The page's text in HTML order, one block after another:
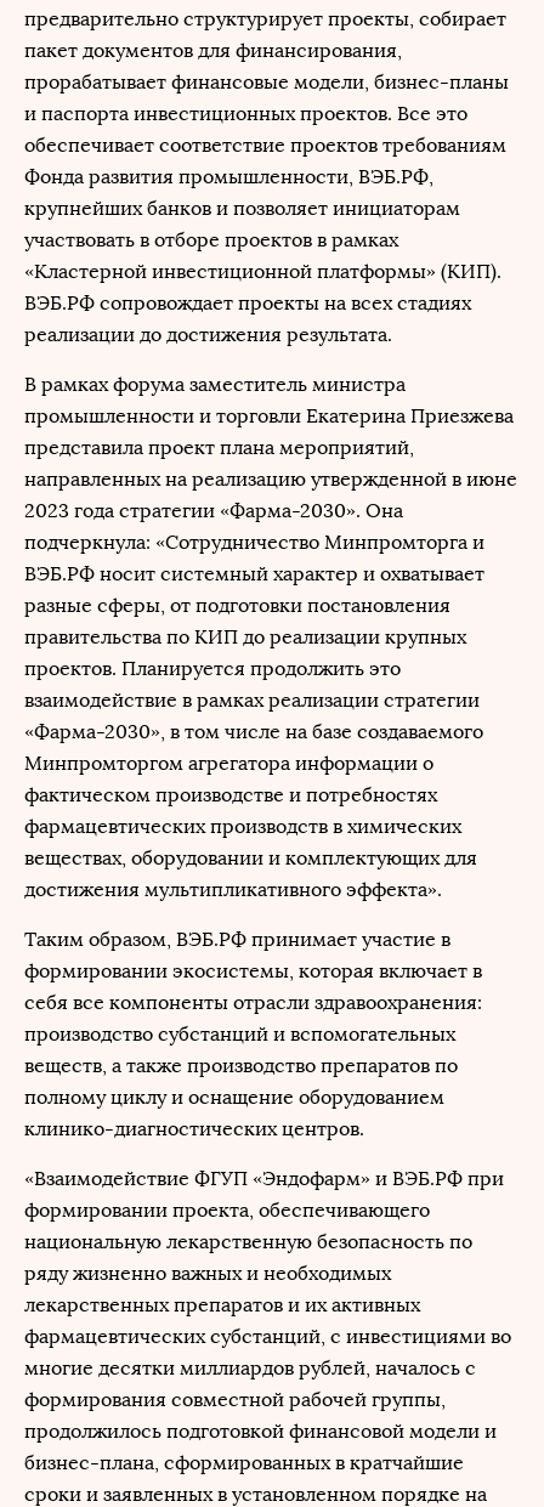
предварительно структурирует проекты, собирает
пакет документов для финансирования,
прорабатывает финансовые модели, бизнес-планы
и паспорта инвестиционных проектов. Все это
обеспечивает соответствие проектов требованиям
Фонда развития промышленности, ВЭБ.РФ,
крупнейших банков и позволяет инициаторам
участвовать в отборе проектов в рамках
«Кластерной инвестиционной платформы» (КИП­).
ВЭБ.РФ сопровождает проекты на всех стадиях
реализации до достижения результата.
В рамках форума заместитель министра
промышленности и торговли Екатерина Приезжева
представила проект плана мероприятий,
направленных на реализацию утвержденной в июне
2023 года стратегии «Фарма-2030». Она
подчеркнула: «Сотрудничество Минпромторга и
ВЭБ.РФ носит системный характер и охватывает
разные сферы, от подготовки постановления
правительства по КИП до реализации крупных
проектов. Планируется продолжить это
взаимодействие в рамках реализации стратегии
«Фарма-2030», в том числе на базе создаваемого
Минпромторгом агрегатора информации о
фактическом производстве и потребностях
фармацевтических производств в химических
веществах, оборудовании и комплектующих для
достижения мультипликативного эффекта».
Таким образом, ВЭБ.РФ принимает участие в
формировании экосистемы, которая включает в
себя все компоненты отрасли здравоохранения:
производство субстанций и вспомогательных
веществ, а также производство препаратов по
полному циклу и оснащение оборудованием
клинико-диагностических центров.
«Взаимодействие ФГУП «Эндофарм» и ВЭБ.РФ при
формировании проекта, обеспечивающего
национальную лекарственную безопасность по
ряду жизненно важных и необходимых
лекарственных препаратов и их активных
фармацевтических субстанций, с инвестициями во
многие десятки миллиардов рублей, началось с
формирования совместной рабочей группы,
продолжилось подготовкой финансовой модели и
бизнес-плана, сформированных в кратчайшие
сроки и заявленных в установленном порядке на